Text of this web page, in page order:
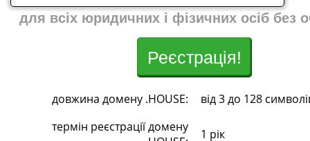
для всіх юридичних і фізичних осіб без
Реєстрація!
довжина домену .HOUSE:
від 3 до 128
термін реєстрації домену
1 рік